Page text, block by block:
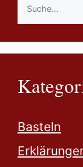
Basteln